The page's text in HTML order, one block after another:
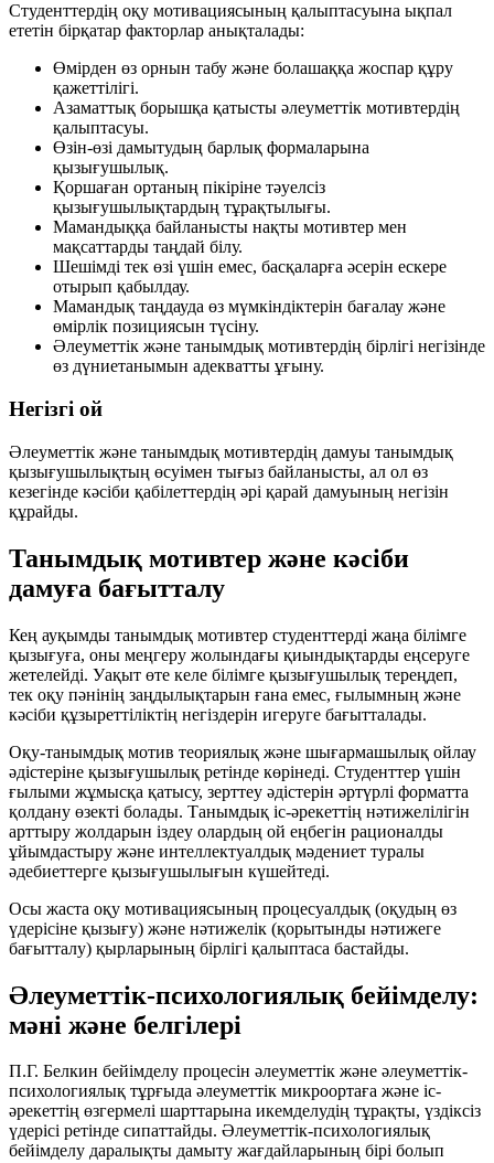
Студенттердің оқу мотивациясының қалыптасуына ықпал
ететін бірқатар факторлар анықталады:
Өмірден өз орнын табу және болашаққа жоспар құру
қажеттілігі.
Азаматтық борышқа қатысты әлеуметтік мотивтердің
қалыптасуы.
Өзін-өзі дамытудың барлық формаларына
қызығушылық.
Қоршаған ортаның пікіріне тәуелсіз
қызығушылықтардың тұрақтылығы.
Мамандыққа байланысты нақты мотивтер мен
мақсаттарды таңдай білу.
Шешімді тек өзі үшін емес, басқаларға әсерін ескере
отырып қабылдау.
Мамандық таңдауда өз мүмкіндіктерін бағалау және
өмірлік позициясын түсіну.
Әлеуметтік және танымдық мотивтердің бірлігі негізінде
өз дүниетанымын адекватты ұғыну.
Негізгі ой
Әлеуметтік және танымдық мотивтердің дамуы танымдық
қызығушылықтың өсуімен тығыз байланысты, ал ол өз
кезегінде кәсіби қабілеттердің әрі қарай дамуының негізін
құрайды.
Танымдық мотивтер және кәсіби
дамуға бағытталу
Кең ауқымды танымдық мотивтер студенттерді жаңа білімге
қызығуға, оны меңгеру жолындағы қиындықтарды еңсеруге
жетелейді. Уақыт өте келе білімге қызығушылық тереңдеп,
тек оқу пәнінің заңдылықтарын ғана емес, ғылымның және
кәсіби құзыреттіліктің негіздерін игеруге бағытталады.
Оқу-танымдық мотив теориялық және шығармашылық ойлау
әдістеріне қызығушылық ретінде көрінеді. Студенттер үшін
ғылыми жұмысқа қатысу, зерттеу әдістерін әртүрлі форматта
қолдану өзекті болады. Танымдық іс-әрекеттің нәтижелілігін
арттыру жолдарын іздеу олардың ой еңбегін рационалды
ұйымдастыру және интеллектуалдық мәдениет туралы
әдебиеттерге қызығушылығын күшейтеді.
Осы жаста оқу мотивациясының процесуалдық (оқудың өз
үдерісіне қызығу) және нәтижелік (қорытынды нәтижеге
бағытталу) қырларының бірлігі қалыптаса бастайды.
Әлеуметтік-психологиялық бейімделу:
мәні және белгілері
П.Г. Белкин бейімделу процесін әлеуметтік және әлеуметтік-
психологиялық тұрғыда әлеуметтік микроортаға және іс-
әрекеттің өзгермелі шарттарына икемделудің тұрақты, үздіксіз
үдерісі ретінде сипаттайды. Әлеуметтік-психологиялық
бейімделу даралықты дамыту жағдайларының бірі болып